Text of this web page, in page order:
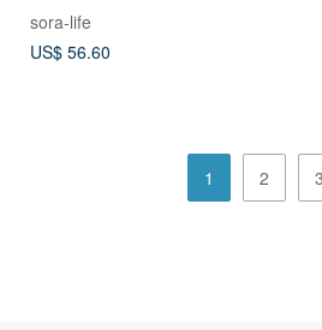
sora-life
US$ 56.60
1 2 3